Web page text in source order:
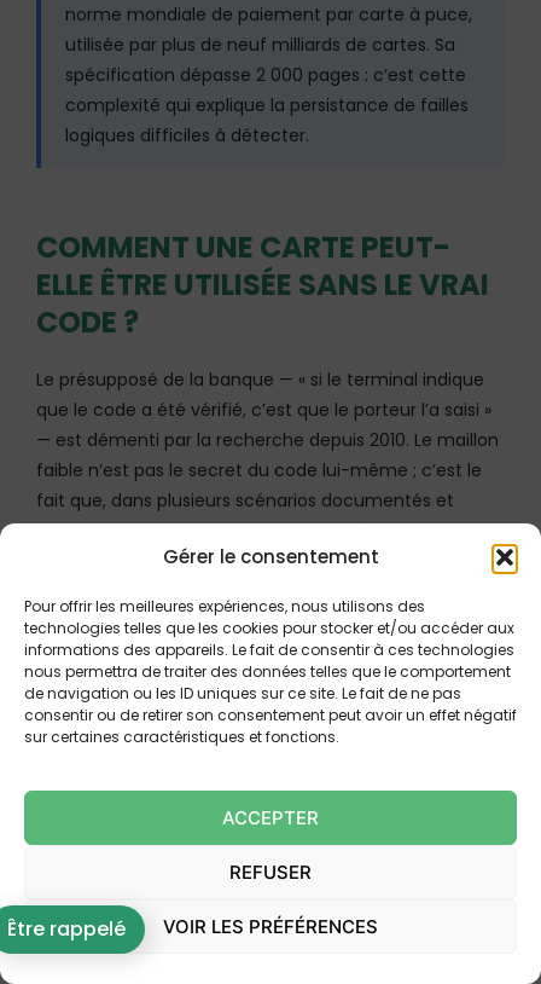
Gérer le consentement
Pour offrir les meilleures expériences, nous utilisons des
technologies telles que les cookies pour stocker et/ou accéder aux
informations des appareils. Le fait de consentir à ces technologies
nous permettra de traiter des données telles que le comportement
de navigation ou les ID uniques sur ce site. Le fait de ne pas
consentir ou de retirer son consentement peut avoir un effet négatif
sur certaines caractéristiques et fonctions.
ACCEPTER
REFUSER
VOIR LES PRÉFÉRENCES
norme mondiale de paiement par carte à puce,
utilisée par plus de neuf milliards de cartes. Sa
spécification dépasse 2 000 pages : c’est cette
complexité qui explique la persistance de failles
logiques difficiles à détecter.
COMMENT UNE CARTE PEUT-
ELLE ÊTRE UTILISÉE SANS LE VRAI
CODE ?
Le présupposé de la banque — « si le terminal indique
que le code a été vérifié, c’est que le porteur l’a saisi »
— est démenti par la recherche depuis 2010. Le maillon
faible n’est pas le secret du code lui-même ; c’est le
fait que, dans plusieurs scénarios documentés et
testés,le terminal enregistre une vérification du
porteur qui n’a jamais réellement eu lieu
2010 : peut-on faire accepter un faux
code ? (l’attaque « no-PIN »)
Dès 2010, l’équipe de Steven J. Murdoch et Ross
au titre éloquent —« Chip and PIN is Broken », présenté
à la conférence IEEE Security & Privacy — a décrit une
intercalé entre la carte et le terminal intercepte la
demande de vérification du code et répond lui-même
au terminal que
Être rappelé